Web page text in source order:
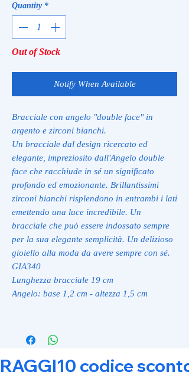
Quantity *
Out of Stock
Notify When Available
Bracciale con angelo "double face" in
argento e zirconi bianchi.
Un bracciale dal design ricercato ed
elegante, impreziosito dall'Angelo double
face che racchiude in sé un significato
profondo ed emozionante. Brillantissimi
zirconi bianchi risplendono in entrambi i lati
emettendo una luce incredibile. Un
bracciale che può essere indossato sempre
per la sua elegante semplicità. Un delizioso
gioiello alla moda da avere sempre con sé.
GIA340
Lunghezza bracciale 19 cm
Angelo: base 1,2 cm - altezza 1,5 cm
RAGGI10 codice